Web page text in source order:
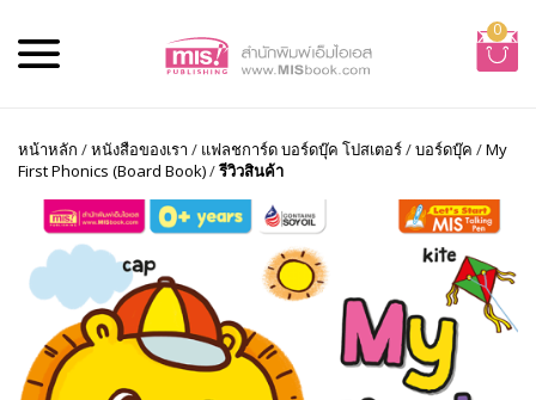
0
หน้าหลัก /หนังสือของเรา / แฟลชการ์ด บอร์ดบุ๊ค โปสเตอร์/บอร์ดบุ๊ค /My
First Phonics (Board Book)/รีวิวสินค้า